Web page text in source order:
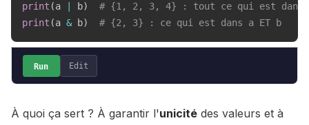
print (a b)
# {1, 2, 3, 4} : tout ce qui est dans
print (a & b) # {2, 3} : ce qui est dans a ET b
Run Edit
À quoi ça sert ? À garantir l'unicité des valeurs et à